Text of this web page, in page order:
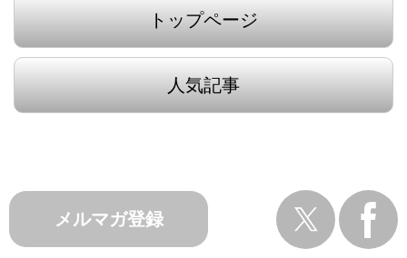
トップページ
人気記事
メルマガ登録